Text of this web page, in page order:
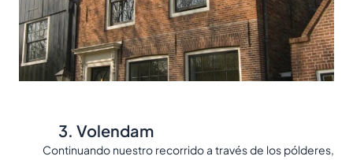
3. Volendam
Continuando nuestro recorrido a través de los pólderes,